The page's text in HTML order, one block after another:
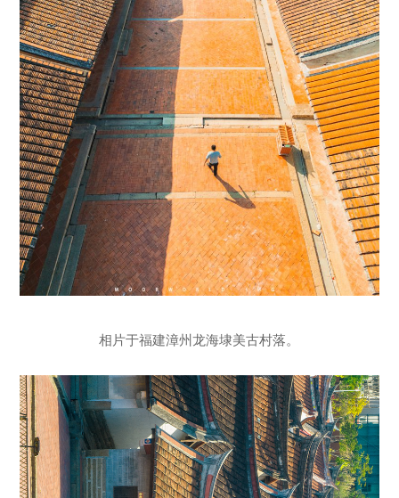
相片于福建漳州龙海埭美古村落。